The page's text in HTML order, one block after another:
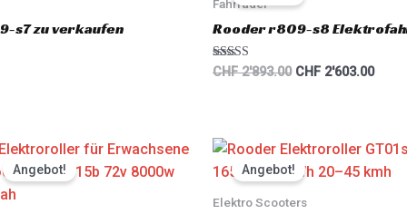
t
f
5
s7 zu verkaufen
Fahrräder
Rooder r809-s8
Rated
CHF2'893.00 CHF 2'603.00
Angebot!
Original
was:
Current
is:
Angebot!
Elektro Scooters
Original
was:
is: